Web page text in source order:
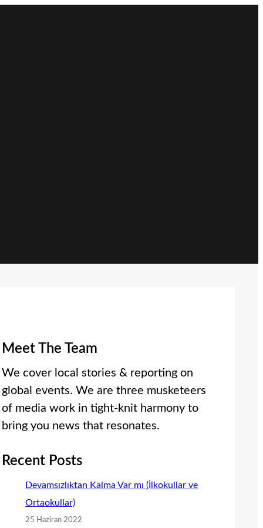
Meet The Team
We cover local stories & reporting on
global events. We are three musketeers
of media work in tight-knit harmony to
bring you news that resonates.
Recent Posts
Devamsızlıktan Kalma Var mı (İlkokullar ve
Ortaokullar)
25 Haziran 2022